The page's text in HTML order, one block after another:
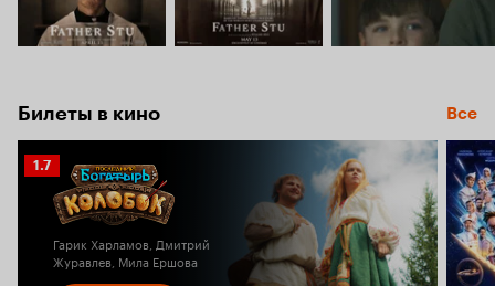
Билеты в кино Все
Рейтинг
Кинопоиска
1.7
Гарик Харламов, Дмитрий
Журавлев, Мила Ершова